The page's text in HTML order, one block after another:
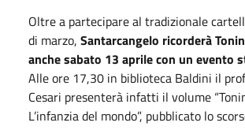
Oltre a partecipare al tradizionale
di marzo, Santarcangelo ricorderà
anche sabato 13 aprile con un evento
Alle ore 17,30 in biblioteca Baldini il
Cesari presenterà infatti il volume
L’infanzia del mondo”, pubblicato lo